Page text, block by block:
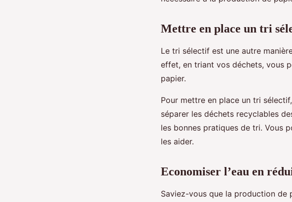
Mettre en place un tri
Le tri sélectif est une autre
effet, en triant vos déchets, vous
papier.
Pour mettre en place un tri
séparer les déchets recyclables
les bonnes pratiques de tri. Vous
les aider.
Economiser l’eau en
Saviez-vous que la production de